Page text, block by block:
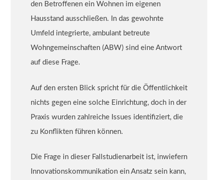
den Betroffenen ein Wohnen im eigenen
Hausstand ausschließen. In das gewohnte
Umfeld integrierte, ambulant betreute
Wohngemeinschaften (ABW) sind eine Antwort
auf diese Frage.
Auf den ersten Blick spricht für die Öffentlichkeit
nichts gegen eine solche Einrichtung, doch in der
Praxis wurden zahlreiche Issues identifiziert, die
zu Konflikten führen können.
Die Frage in dieser Fallstudienarbeit ist, inwiefern
Innovationskommunikation ein Ansatz sein kann,